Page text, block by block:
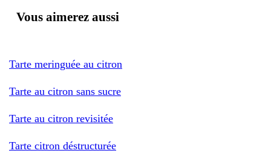
Vous aimerez aussi
Tarte meringuée au citron
Tarte au citron sans sucre
Tarte au citron revisitée
Tarte citron déstructurée